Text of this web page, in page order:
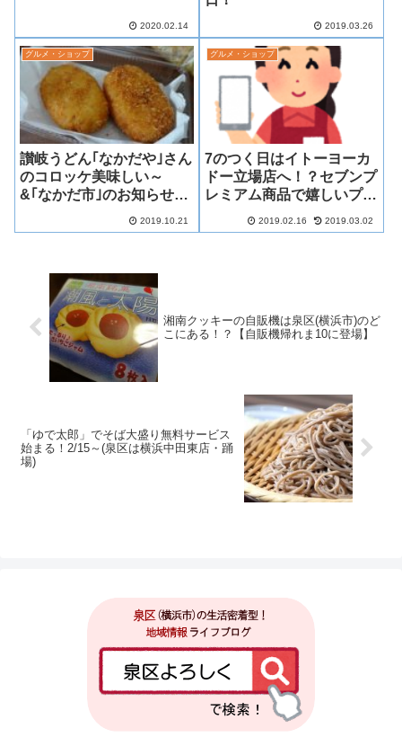
2020.02.14 2019.03.26
グルメ・ショップ
讃岐うどん｢なかだや｣さん
のコロッケ美味しい～
&｢なかだ市｣のお知らせ
2019.10.21
グルメ・ショップ
7のつく日はイトーヨーカ
ドー立場店へ！？セブンプ
レミアム商品で嬉しいプレ
2019.02.16 2019.03.02
湘南クッキーの自販機は泉区(横浜市)のど
こにある！？【自販機帰れま10に登場】
「ゆで太郎」でそば大盛り無料サービス
始まる！2/15～(泉区は横浜中田東店・踊
場)